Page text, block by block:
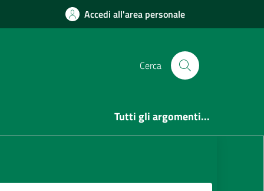
Accedi all'area personale
Cerca
Tutti gli argomenti...